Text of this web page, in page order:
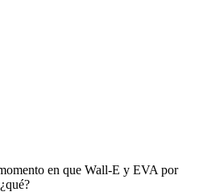
en que Wall-E y EVA por